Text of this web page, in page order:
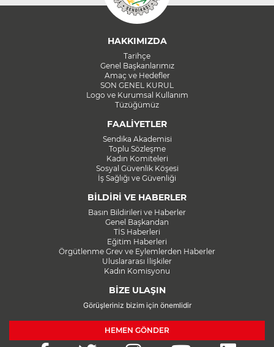
HAKKIMIZDA
Tarihçe
Genel Başkanlarımız
Amaç ve Hedefler
SON GENEL KURUL
Logo ve Kurumsal Kullanım
Tüzüğümüz
FAALİYETLER
Sendika Akademisi
Toplu Sözleşme
Kadın Komiteleri
Sosyal Güvenlik Köşesi
İş Sağlığı ve Güvenliği
BİLDİRİ VE HABERLER
Basın Bildirileri ve Haberler
Genel Başkandan
TİS Haberleri
Eğitim Haberleri
Örgütlenme Grev ve Eylemlerden Haberler
Uluslararası İlişkiler
Kadın Komisyonu
BİZE ULAŞIN
Görüşleriniz bizim için önemlidir
HEMEN GÖNDER